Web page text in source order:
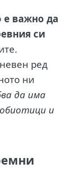
е важно да
си
ред
ни
да има
и